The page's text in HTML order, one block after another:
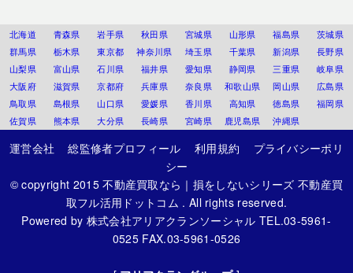
北海道 青森県 岩手県 秋田県 宮城県 山形県 福島県
茨城県
群馬県
栃木県 東京都 神奈川県 埼玉県 千葉県 新潟県
長野県
山梨県
富山県 石川県 福井県 愛知県 静岡県 三重県
岐阜県
大阪府
滋賀県 京都府 兵庫県 奈良県 和歌山県 岡山県
広島県
鳥取県
島根県 山口県 愛媛県 香川県 高知県 徳島県
福岡県
佐賀県
熊本県 大分県 長崎県 宮崎県 鹿児島県 沖縄県
運営会社 総監修者プロフィール 利用規約
プライバシーポリ
シー
© copyright 2015不動産買取なら｜損をしないシリーズ 不動産買
取フル活用ドットコム . All rights reserved.
Powered by 株式会社アリアクランソーシャル TEL.03-5961-
0525 FAX.03-5961-0526